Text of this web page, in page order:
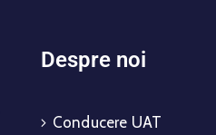
Despre noi
Conducere UAT